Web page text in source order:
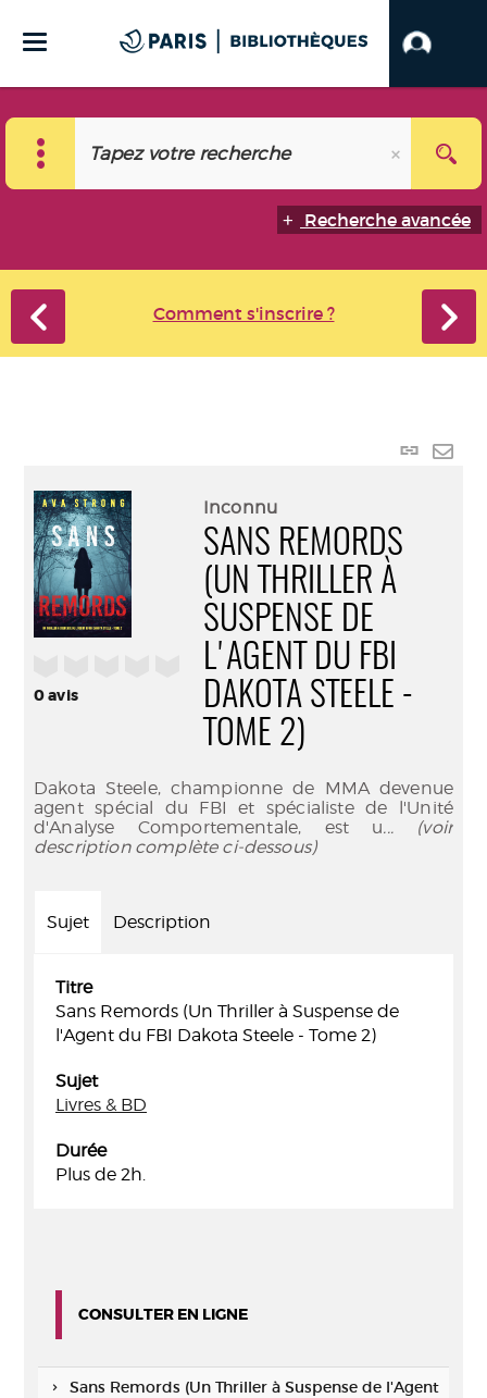
Recherche avancée
Comment s'inscrire ?
Lien
0avis
Inconnu
SANS REMORDS
(UN THRILLER À
SUSPENSE DE
L'AGENT DU FBI
DAKOTA STEELE -
TOME 2)
Dakota Steele, championne de MMA devenue
agent spécial du FBI et spécialiste de l'Unité
d'Analyse Comportementale, est u... (voir
description complète ci-dessous)
Sujet Description
Titre
Sans Remords (Un Thriller à Suspense de
l'Agent du FBI Dakota Steele - Tome 2)
Sujet
Livres & BD
Durée
Plus de 2h.
CONSULTER EN LIGNE
Sans Remords (Un Thriller à Suspense de l'Agent